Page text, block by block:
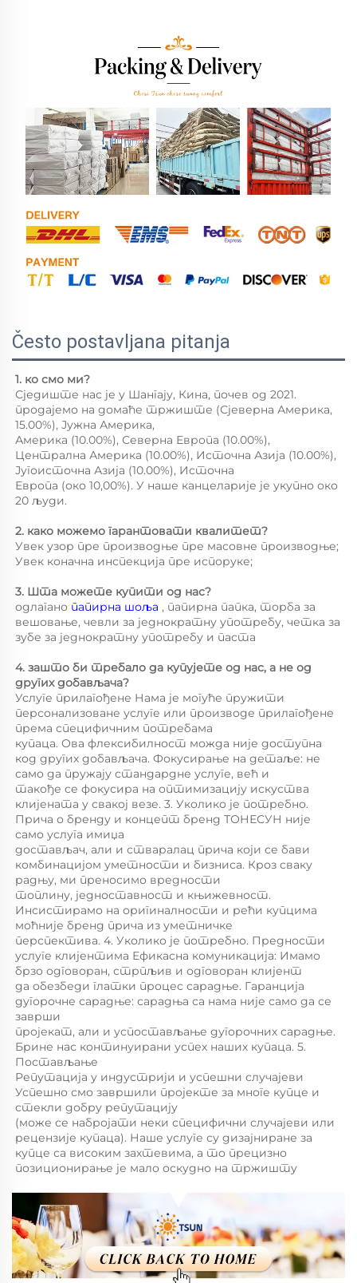
Često postavljana pitanja
1. ко смо ми?
Сједиште нас је у Шангају, Кина, почев од 2021.
продајемо на домаће тржиште (Сјеверна Америка,
15.00%), Јужна Америка,
Америка (10.00%), Северна Европа (10.00%),
Централна Америка (10.00%), Источна Азија (10.00%),
Југоисточна Азија (10.00%), Источна
Европа (око 10,00%). У наше канцеларије је укупно око
20 људи.
2. како можемо гарантовати квалитет?
Увек узор пре производње пре масовне производње;
Увек коначна инспекција пре испоруке;
3. Шта можете купити од нас?
одлагано папирна шоља , папирна папка, торба за
вешовање, чевли за једнократну употребу, четка за
зубе за једнократну употребу и паста
4. зашто би требало да купујете од нас, а не од
других добављача?
Услуге прилагођене Нама је могуће пружити
персонализоване услуге или производе прилагођене
према специфичним потребама
купаца. Ова флексибилност можда није доступна
код других добављача. Фокусирање на детаље: не
само да пружају стандардне услуге, већ и
такође се фокусира на оптимизацију искуства
клијената у свакој везе. 3. Уколико је потребно.
Прича о бренду и концепт бренд ТОНЕСУН није
само услуга имиџа
достављач, али и стваралац прича који се бави
комбинацијом уметности и бизниса. Кроз сваку
радњу, ми преносимо вредности
топлину, једноставност и књижевност.
Инсистирамо на оригиналности и рећи купцима
моћније бренд прича из уметничке
перспектива. 4. Уколико је потребно. Предности
услуге клијентима Ефикасна комуникација: Имамо
брзо одговоран, стрпљив и одговоран клијент
да обезбеди глатки процес сарадње. Гаранција
дугорочне сарадње: сарадња са нама није само да се
заврши
пројекат, али и успостављање дугорочних сарадње.
Брине нас континуирани успех наших купаца. 5.
Постављање
Репутација у индустрији и успешни случајеви
Успешно смо завршили пројекте за многе купце и
стекли добру репутацију
(може се набројати неки специфични случајеви или
рецензије купаца). Наше услуге су дизајниране за
купце са високим захтевима, а то прецизно
позиционирање је мало оскудно на тржишту